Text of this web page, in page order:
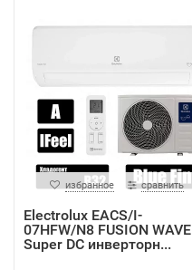
избранное сравнить
Electrolux EACS/I-
07HFW/N8 FUSION WAVE
Super DC инверторн...